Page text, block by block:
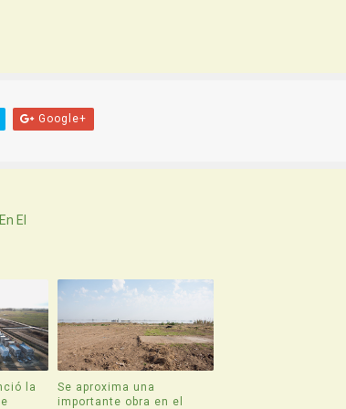
Google+
El
la
Se aproxima una
importante obra en el